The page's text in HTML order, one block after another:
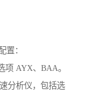
置：
项 AYX、BAA。
分析仪，包括选